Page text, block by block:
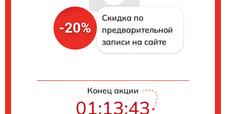
-20%
Скидка по
предварительной
записи на сайте
Конец акции
01:13:42